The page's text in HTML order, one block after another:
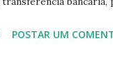
tinham o
POSTAR UM